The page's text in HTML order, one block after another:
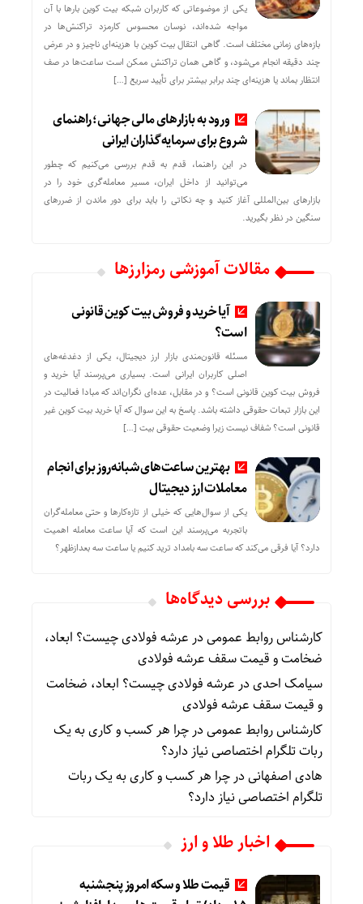
یکی از موضوعاتی که کاربران شبکه بیت کوین بارها با آن
مواجه شده‌اند، نوسان محسوس کارمزد تراکنش‌ها در
بازه‌های زمانی مختلف است. گاهی انتقال بیت کوین با هزینه‌ای ناچیز و در عرض
چند دقیقه انجام می‌شود، و گاهی همان تراکنش ممکن است ساعت‌ها در صف
انتظار بماند یا هزینه‌ای چند برابر بیشتر برای تأیید سریع […]
ورود به بازارهای مالی جهانی؛ راهنمای
شروع برای سرمایه‌گذاران ایرانی
در این راهنما، قدم به قدم بررسی می‌کنیم که چطور
می‌توانید از داخل ایران، مسیر معامله‌گری خود را در
بازارهای بین‌المللی آغاز کنید و چه نکاتی را باید برای دور ماندن از ضررهای
سنگین در نظر بگیرید.
مقالات آموزشی رمزارزها
آیا خرید و فروش بیت کوین قانونی
است؟
مسئله قانون‌مندی بازار ارز دیجیتال، یکی از دغدغه‌های
اصلی کاربران ایرانی است. بسیاری می‌پرسند آیا خرید و
فروش بیت کوین قانونی است؟ و در مقابل، عده‌ای نگران‌اند که مبادا فعالیت در
این بازار تبعات حقوقی داشته باشد. پاسخ به این سوال که آیا خرید بیت کوین غیر
قانونی است؟ شفاف نیست زیرا وضعیت حقوقی بیت‌ […]
بهترین ساعت‌های شبانه‌روز برای انجام
معاملات ارز دیجیتال
یکی از سوال‌هایی که خیلی از تازه‌کارها و حتی معامله‌گران
باتجربه می‌پرسند این است که آیا ساعت معامله اهمیت
دارد؟ آیا فرقی می‌کند که ساعت سه بامداد ترید کنیم یا ساعت سه بعدازظهر؟
بررسی دیدگاه‌ها
کارشناس روابط عمومیدر عرشه فولادی چیست؟ ابعاد،
ضخامت و قیمت سقف عرشه فولادی
سیامک احدیدر عرشه فولادی چیست؟ ابعاد، ضخامت
و قیمت سقف عرشه فولادی
کارشناس روابط عمومیدرچرا هر کسب‌ و کاری به یک
ربات تلگرام اختصاصی نیاز دارد؟
هادی اصفهانیدرچرا هر کسب‌ و کاری به یک ربات
تلگرام اختصاصی نیاز دارد؟
اخبار طلا و ارز
قیمت طلا و سکه امروز پنجشنبه